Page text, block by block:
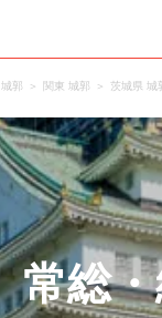
城郭 関東 城郭 茨城県 城
常総